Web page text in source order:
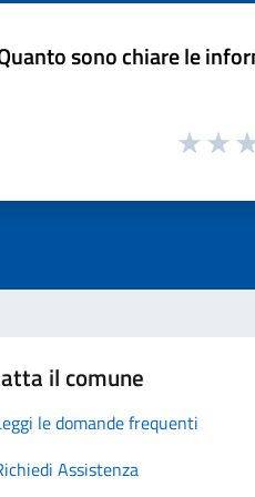
sono chiare le
il comune
le domande frequenti
Assistenza